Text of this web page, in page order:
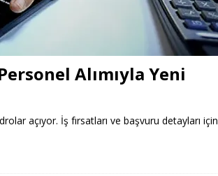
Alımıyla Yeni
açıyor. İş fırsatları ve başvuru detayları için